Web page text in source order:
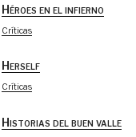
Héroes en el infierno
Críticas
Herself
Críticas
Historias del buen valle